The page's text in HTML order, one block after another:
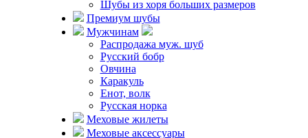
Новости
фабрики
Отзывы
Статьи
Контакты
Пошив на заказ
Пошив
Услуги ателье
Узнать размер
Шубы из хоря больших размеров
Премиум шубы
Мужчинам
Распродажа муж. шуб
Русский бобр
Овчина
Каракуль
Енот, волк
Русская норка
Меховые жилеты
Меховые аксессуары